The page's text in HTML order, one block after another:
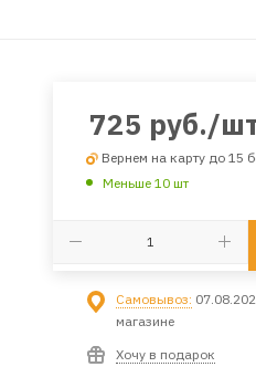
725 руб./
Вернем на карту до 15
Меньше 10 шт
Самовывоз:
магазине
Хочу в подарок